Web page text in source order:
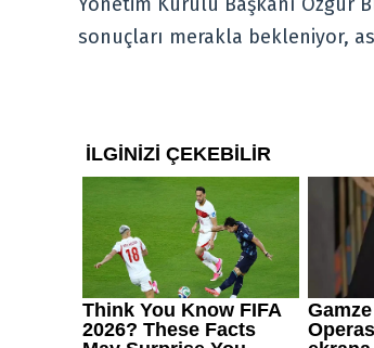
sonuçları merakla bekleniyor,